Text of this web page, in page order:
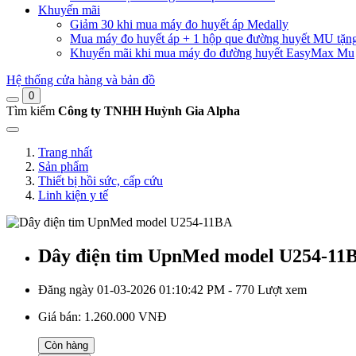
Khuyến mãi
Giảm 30 khi mua máy đo huyết áp Medally
Mua máy đo huyết áp + 1 hộp que đường huyết MU
Khuyến mãi khi mua máy đo đường huyết EasyMax Mu
Hệ thống cửa hàng và bản đồ
0
Tìm kiếm Công ty TNHH Huỳnh Gia Alpha
Trang nhất
Sản phẩm
Thiết bị hồi sức, cấp cứu
Linh kiện y tế
Dây điện tim UpnMed model U254-
Đăng ngày 01-03-2026 01:10:42 PM - 770 Lượt xem
Giá bán: 1.260.000 VNĐ
Còn hàng